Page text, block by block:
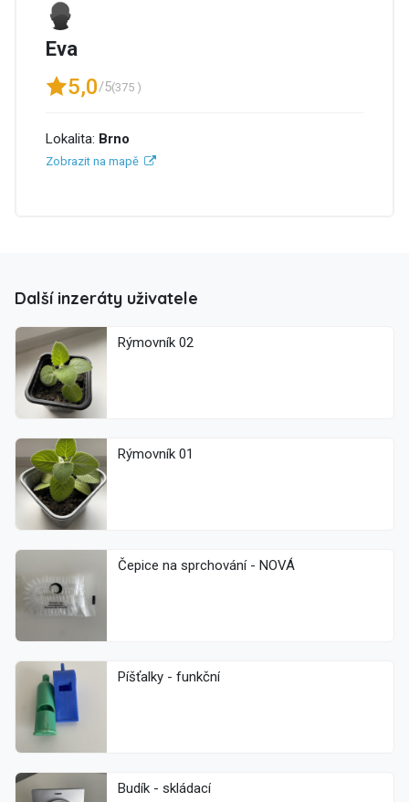
Eva
5,0/5(375 )
Lokalita: Brno
Zobrazit na mapě
Další inzeráty uživatele
Rýmovník 02
Rýmovník 01
Čepice na sprchování - NOVÁ
Píšťalky - funkční
Budík - skládací